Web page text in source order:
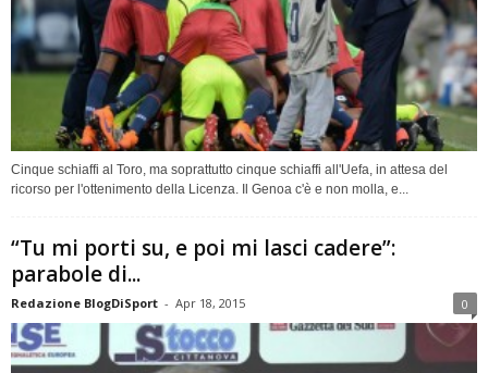
Cinque schiaffi al Toro, ma soprattutto cinque schiaffi all'Uefa, in attesa del
ricorso per l'ottenimento della Licenza. Il Genoa c'è e non molla, e...
“Tu mi porti su, e poi mi lasci cadere”:
parabole di...
Redazione BlogDiSport - Apr 18, 2015 0